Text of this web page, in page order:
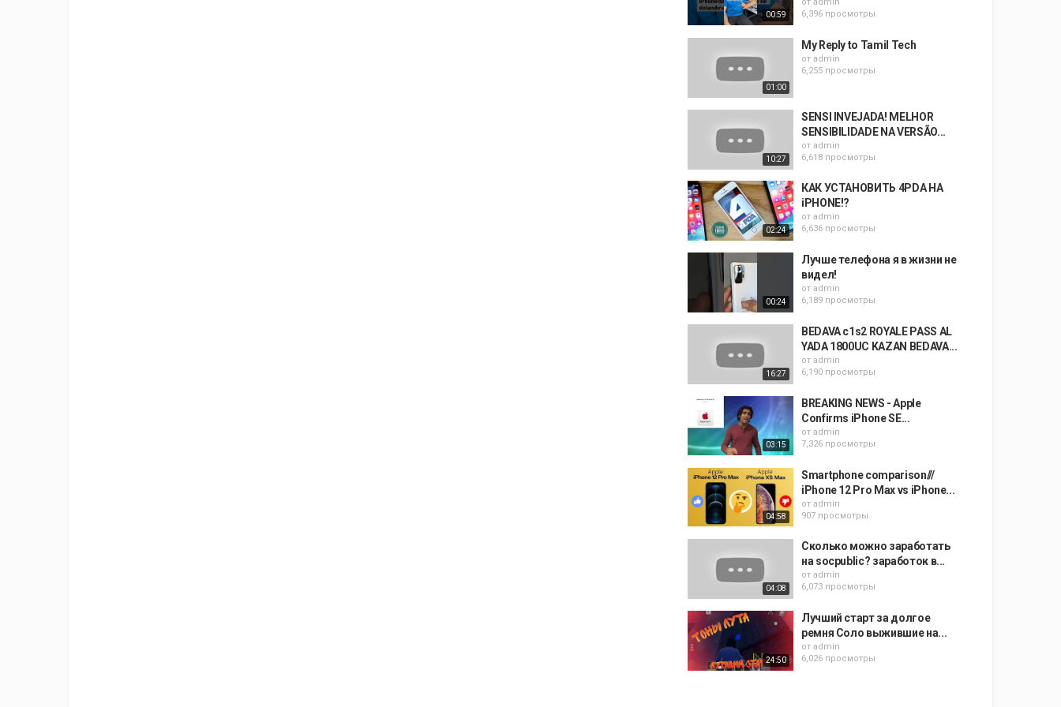
00:59
6,396 просмотры
01:00
My Reply to Tamil Tech
от admin
6,255 просмотры
10:27
SENSI INVEJADA! MELHOR
SENSIBILIDADE NA VERSÃO...
от admin
6,618 просмотры
02:24
КАК УСТАНОВИТЬ 4PDA НА
iPHONE!?
от admin
6,636 просмотры
00:24
Лучше телефона я в жизни не
видел!
от admin
6,189 просмотры
16:27
BEDAVA c1s2 ROYALE PASS AL
YADA 1800UC KAZAN BEDAVA...
от admin
6,190 просмотры
03:15
BREAKING NEWS - Apple
Confirms iPhone SE...
от admin
7,326 просмотры
04:58
Smartphone comparison///
iPhone 12 Pro Max vs iPhone...
от admin
907 просмотры
04:08
Сколько можно заработать
на socpublic? заработок в...
от admin
6,073 просмотры
24:50
Лучший старт за долгое
ремня Соло выжившие на...
от admin
6,026 просмотры